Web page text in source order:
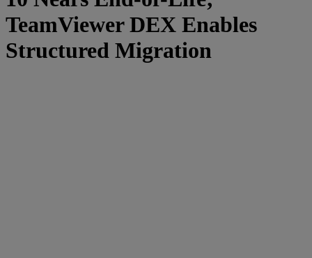
TeamViewer DEX Enables
Structured Migration